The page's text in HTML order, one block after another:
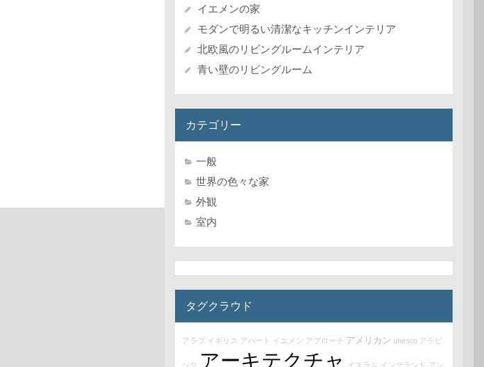
イエメンの家
モダンで明るい清潔なキッチンインテリア
北欧風のリビングルームインテリア
青い壁のリビングルーム
カテゴリー
一般
世界の色々な家
外観
室内
タグクラウド
アラブ イギリス アパート イエメン アプローチ アメリカン unesco アラビ
アーキテクチャ